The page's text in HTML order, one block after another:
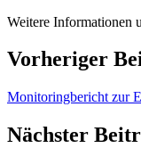
Weitere Informationen
Vorheriger
Monitoringbericht zur
Nächster